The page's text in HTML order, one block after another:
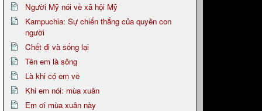
Người Mỹ nói về xã hội Mỹ
Kampuchia: Sự chiến thắng của quyền con
người
Chết đi và sống lại
Tên em là sông
Là khi có em về
Khi em nói: mùa xuân
Em ơi mùa xuân này